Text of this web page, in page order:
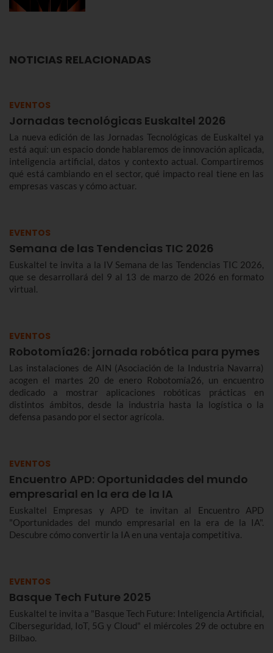
NOTICIAS RELACIONADAS
EVENTOS
Jornadas tecnológicas Euskaltel 2026
La nueva edición de las Jornadas Tecnológicas de Euskaltel ya
está aquí: un espacio donde hablaremos de innovación aplicada,
inteligencia artificial, datos y contexto actual. Compartiremos
qué está cambiando en el sector, qué impacto real tiene en las
empresas vascas y cómo actuar.
EVENTOS
Semana de las Tendencias TIC 2026
Euskaltel te invita a la IV Semana de las Tendencias TIC 2026,
que se desarrollará del 9 al 13 de marzo de 2026 en formato
virtual.
EVENTOS
Robotomía26: jornada robótica para pymes
Las instalaciones de AIN (Asociación de la Industria Navarra)
acogen el martes 20 de enero Robotomía26, un encuentro
dedicado a mostrar aplicaciones robóticas prácticas en
distintos ámbitos, desde la industria hasta la logística o la
defensa pasando por el sector agrícola.
EVENTOS
Encuentro APD: Oportunidades del mundo
empresarial en la era de la IA
Euskaltel Empresas y APD te invitan al Encuentro APD
"Oportunidades del mundo empresarial en la era de la IA".
Descubre cómo convertir la IA en una ventaja competitiva.
EVENTOS
Basque Tech Future 2025
Euskaltel te invita a "Basque Tech Future: Inteligencia Artificial,
Ciberseguridad, IoT, 5G y Cloud" el miércoles 29 de octubre en
Bilbao.